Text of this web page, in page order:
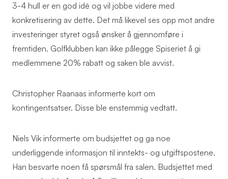
3-4 hull er en god idé og vil jobbe videre med
konkretisering av dette. Det må likevel ses opp mot andre
investeringer styret også ønsker å gjennomføre i
fremtiden. Golfklubben kan ikke pålegge Spiseriet å gi
medlemmene 20% rabatt og saken ble avvist.
Christopher Raanaas informerte kort om
kontingentsatser. Disse ble enstemmig vedtatt.
Niels Vik informerte om budsjettet og ga noe
underliggende informasjon til inntekts- og utgiftspostene.
Han besvarte noen få spørsmål fra salen. Budsjettet med